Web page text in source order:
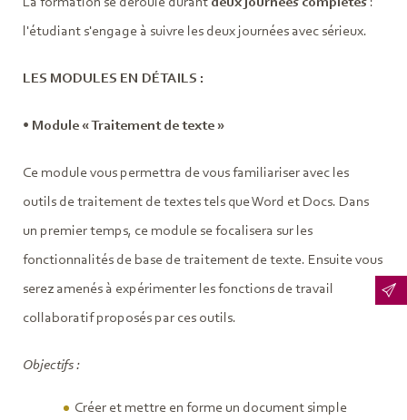
l'étudiant s'engage à suivre les deux journées avec sérieux.
LES MODULES EN DÉTAILS :
• Module « Traitement de texte »
Ce module vous permettra de vous familiariser avec les
outils de traitement de textes tels que Word et Docs. Dans
un premier temps, ce module se focalisera sur les
fonctionnalités de base de traitement de texte. Ensuite vous
serez amenés à expérimenter les fonctions de travail
collaboratif proposés par ces outils.
Objectifs :
Créer et mettre en forme un document simple